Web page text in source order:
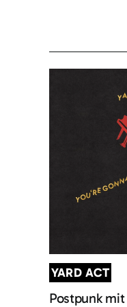
YARD ACT
Postpunk